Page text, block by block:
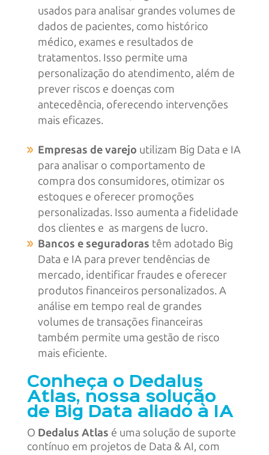
usados para analisar grandes volumes de
dados de pacientes, como histórico
médico, exames e resultados de
tratamentos. Isso permite uma
personalização do atendimento, além de
prever riscos e doenças com
antecedência, oferecendo intervenções
mais eficazes.
Empresas de varejo utilizam Big Data e IA
para analisar o comportamento de
compra dos consumidores, otimizar os
estoques e oferecer promoções
personalizadas. Isso aumenta a fidelidade
dos clientes e as margens de lucro.
Bancos e seguradoras têm adotado Big
Data e IA para prever tendências de
mercado, identificar fraudes e oferecer
produtos financeiros personalizados. A
análise em tempo real de grandes
volumes de transações financeiras
também permite uma gestão de risco
mais eficiente.
Conheça o Dedalus
Atlas, nossa solução
de Big Data aliado à IA
O Dedalus Atlas é uma solução de suporte
contínuo em projetos de Data & AI, com